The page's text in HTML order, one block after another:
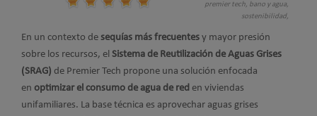
premier tech, bano y agua,
sostenibilidad,
En un contexto de sequías más frecuentes y mayor presión
sobre los recursos, el Sistema de Reutilización de Aguas Grises
(SRAG) de Premier Tech propone una solución enfocada
en optimizar el consumo de agua de red en viviendas
unifamiliares. La base técnica es aprovechar aguas grises